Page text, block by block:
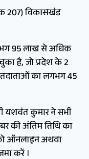
207) विकासखंड
95 लाख से अधिक
है, जो प्रदेश के 2
का लगभग 45
यशवंत कुमार ने सभी
की अंतिम तिथि का
ऑनलाइन अथवा
करें ।